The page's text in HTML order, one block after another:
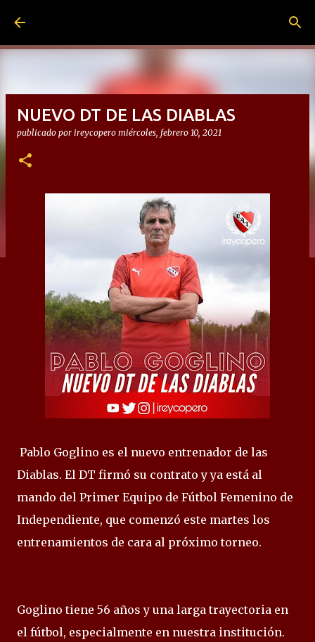
NUEVO DT DE LAS DIABLAS
publicado por ireycopero miércoles, febrero 10, 2021
Pablo Goglino es el nuevo entrenador de las
Diablas. El DT firmó su contrato y ya está al
mando del Primer Equipo de Fútbol Femenino de
Independiente, que comenzó este martes los
entrenamientos de cara al próximo torneo.
Goglino tiene 56 años y una larga trayectoria en
el fútbol, especialmente en nuestra institución.